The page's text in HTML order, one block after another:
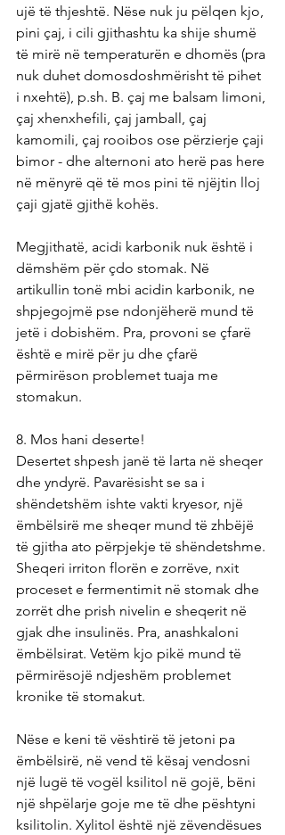
ujë të thjeshtë. Nëse nuk ju pëlqen kjo,
pini çaj, i cili gjithashtu ka shije shumë
të mirë në temperaturën e dhomës (pra
nuk duhet domosdoshmërisht të pihet
i nxehtë), p.sh. B. çaj me balsam limoni,
çaj xhenxhefili, çaj jamball, çaj
kamomili, çaj rooibos ose përzierje çaji
bimor - dhe alternoni ato herë pas here
në mënyrë që të mos pini të njëjtin lloj
çaji gjatë gjithë kohës.
Megjithatë, acidi karbonik nuk është i
dëmshëm për çdo stomak. Në
artikullin tonë mbi acidin karbonik, ne
shpjegojmë pse ndonjëherë mund të
jetë i dobishëm. Pra, provoni se çfarë
është e mirë për ju dhe çfarë
përmirëson problemet tuaja me
stomakun.
8. Mos hani deserte!
Desertet shpesh janë të larta në sheqer
dhe yndyrë. Pavarësisht se sa i
shëndetshëm ishte vakti kryesor, një
ëmbëlsirë me sheqer mund të zhbëjë
të gjitha ato përpjekje të shëndetshme.
Sheqeri irriton florën e zorrëve, nxit
proceset e fermentimit në stomak dhe
zorrët dhe prish nivelin e sheqerit në
gjak dhe insulinës. Pra, anashkaloni
ëmbëlsirat. Vetëm kjo pikë mund të
përmirësojë ndjeshëm problemet
kronike të stomakut.
Nëse e keni të vështirë të jetoni pa
ëmbëlsirë, në vend të kësaj vendosni
një lugë të vogël ksilitol në gojë, bëni
një shpëlarje goje me të dhe pështyni
ksilitolin. Xylitol është një zëvendësues